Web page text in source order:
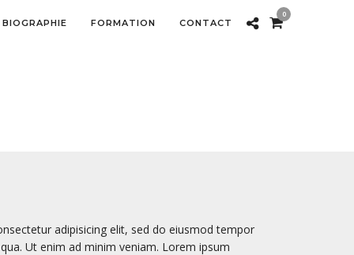
BIOGRAPHIE FORMATION CONTACT
0
adipisicing elit, sed do eiusmod tempor
Ut enim ad minim veniam. Lorem ipsum